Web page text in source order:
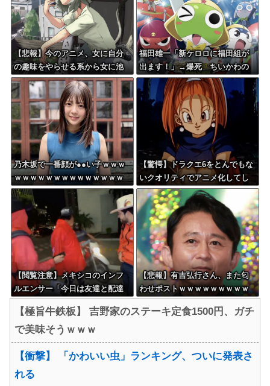
【悲報】今のアニメ、女に自分
の趣味をやらせる系から女に池
沼役をやらせる系へ変化
福田雄一「新ケロロに福田組が
出ます！」→爆死 ちいかわの
監督「原作に忠実に」→爆売れ
乃木坂で一番顔が●●い子ｗｗｗ
ｗｗｗｗｗｗｗｗｗｗｗｗｗｗ
ｗｗ
【驚愕】ドラクエ6をとんでもな
いクオリティでアニメ化してし
まったAI動画がこちらｗｗｗｗ
ｗ
【閲覧注意】メキシコのインフ
ルエンサー「今日は友達と配達
よ！！」←結果・・・
【悲報】有吉弘行さん、また匂
わせポストｗｗｗｗｗｗｗｗｗ
【極旨牛鉄板】 吉野家のステーキ定食1500円、ガチ
で美味そうｗｗｗ
【衝撃】 「かわいい虫」ランキング、ついに発表さ
れる